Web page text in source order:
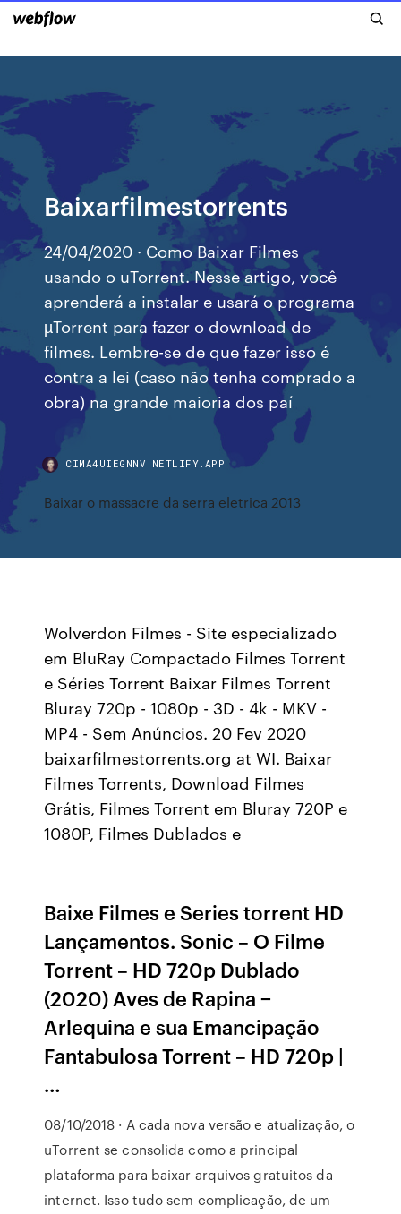
Baixarfilmestorrents
24/04/2020 · Como Baixar Filmes
usando o uTorrent. Nesse artigo, você
aprenderá a instalar e usará o programa
µTorrent para fazer o download de
filmes. Lembre-se de que fazer isso é
contra a lei (caso não tenha comprado a
obra) na grande maioria dos paí
CIMA4UIEGNNV.NETLIFY.APP
Baixar o massacre da serra eletrica 2013
Wolverdon Filmes - Site especializado
em BluRay Compactado Filmes Torrent
e Séries Torrent Baixar Filmes Torrent
Bluray 720p - 1080p - 3D - 4k - MKV -
MP4 - Sem Anúncios. 20 Fev 2020
baixarfilmestorrents.org at WI. Baixar
Filmes Torrents, Download Filmes
Grátis, Filmes Torrent em Bluray 720P e
1080P, Filmes Dublados e
Baixe Filmes e Series torrent HD
Lançamentos. Sonic – O Filme
Torrent – HD 720p Dublado
(2020) Aves de Rapina −
Arlequina e sua Emancipação
Fantabulosa Torrent – HD 720p |
…
08/10/2018 · A cada nova versão e atualização, o
uTorrent se consolida como a principal
plataforma para baixar arquivos gratuitos da
internet. Isso tudo sem complicação, de um